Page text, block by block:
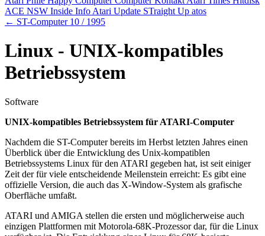
ACE NSW Inside Info Atari Update STraight Up atos
← ST-Computer 10 / 1995
Linux - UNIX-kompatibles
Betriebssystem
Software
UNIX-kompatibles Betriebssystem für ATARI-Computer
Nachdem die ST-Computer bereits im Herbst letzten Jahres einen
Überblick über die Entwicklung des Unix-kompatiblen
Betriebssystems Linux für den ATARI gegeben hat, ist seit einiger
Zeit der für viele entscheidende Meilenstein erreicht: Es gibt eine
offizielle Version, die auch das X-Window-System als grafische
Oberfläche umfaßt.
ATARI und AMIGA stellen die ersten und möglicherweise auch
einzigen Plattformen mit Motorola-68K-Prozessor dar, für die Linux